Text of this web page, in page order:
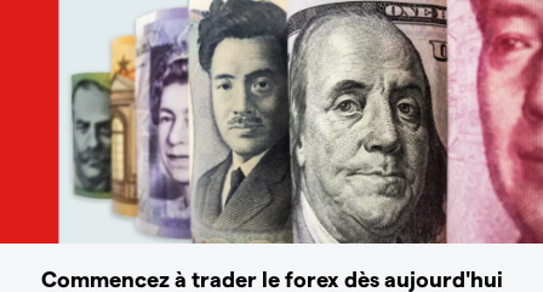
Commencez à trader le forex dès aujourd'hui